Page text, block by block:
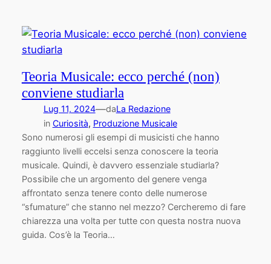
Teoria Musicale: ecco perché (non)
conviene studiarla
Lug 11, 2024—daLa Redazione
in Curiosità, Produzione Musicale
Sono numerosi gli esempi di musicisti che hanno
raggiunto livelli eccelsi senza conoscere la teoria
musicale. Quindi, è davvero essenziale studiarla?
Possibile che un argomento del genere venga
affrontato senza tenere conto delle numerose
“sfumature” che stanno nel mezzo? Cercheremo di fare
chiarezza una volta per tutte con questa nostra nuova
guida. Cos’è la Teoria…